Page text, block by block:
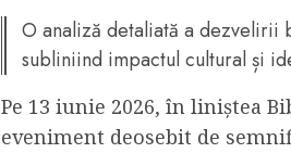
O analiză detaliată a dezvelirii
subliniind impactul cultural și
Pe 13 iunie 2026, în liniștea
eveniment deosebit de
4 min read
Bucatar de ocazie